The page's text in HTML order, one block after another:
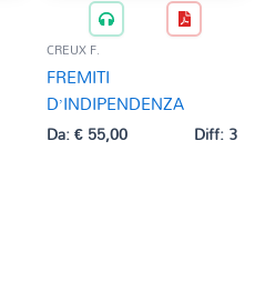
CREUX F.
FREMITI
D’INDIPENDENZA
Da:€55,00 Diff: 3